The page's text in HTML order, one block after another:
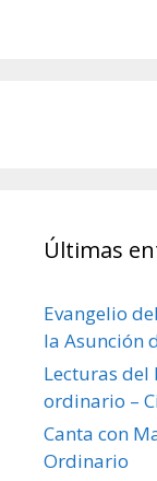
Últimas
Evangelio
la Asunción
Lecturas del
ordinario –
Canta con
Ordinario